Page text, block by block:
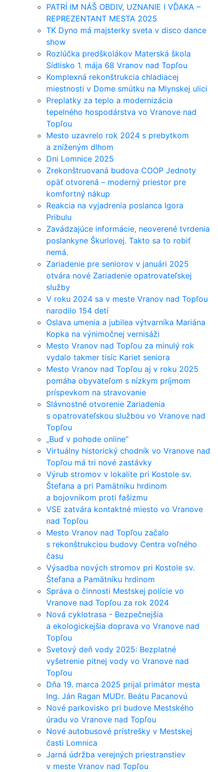
PATRÍ IM NÁŠ OBDIV, UZNANIE I VĎAKA –
REPREZENTANT MESTA 2025
TK Dyno má majsterky sveta v disco dance
show
Rozlúčka predškolákov Materská škola
Sídlisko 1. mája 68 Vranov nad Topľou
Komplexná rekonštrukcia chladiacej
miestnosti v Dome smútku na Mlynskej ulici
Preplatky za teplo a modernizácia
tepelného hospodárstva vo Vranove nad
Topľou
Mesto uzavrelo rok 2024 s prebytkom
a zníženým dlhom
Dni Lomnice 2025
Zrekonštruovaná budova COOP Jednoty
opäť otvorená – moderný priestor pre
komfortný nákup
Reakcia na vyjadrenia poslanca Igora
Pribulu
Zavádzajúce informácie, neoverené tvrdenia
poslankyne Škurlovej. Takto sa to robiť
nemá.
Zariadenie pre seniorov v januári 2025
otvára nové Zariadenie opatrovateľskej
služby
V roku 2024 sa v meste Vranov nad Topľou
narodilo 154 detí
Oslava umenia a jubilea výtvarníka Mariána
Kopka na výnimočnej vernisáži
Mesto Vranov nad Topľou za minulý rok
vydalo takmer tisíc Kariet seniora
Mesto Vranov nad Topľou aj v roku 2025
pomáha obyvateľom s nízkym príjmom
príspevkom na stravovanie
Slávnostné otvorenie Zariadenia
s opatrovateľskou službou vo Vranove nad
Topľou
„Buď v pohode online“
Virtuálny historický chodník vo Vranove nad
Topľou má tri nové zastávky
Výrub stromov v lokalite pri Kostole sv.
Štefana a pri Pamätníku hrdinom
a bojovníkom proti fašizmu
VSE zatvára kontaktné miesto vo Vranove
nad Topľou
Mesto Vranov nad Topľou začalo
s rekonštrukciou budovy Centra voľného
času
Výsadba nových stromov pri Kostole sv.
Štefana a Pamätníku hrdinom
Správa o činnosti Mestskej polície vo
Vranove nad Topľou za rok 2024
Nová cyklotrasa - Bezpečnejšia
a ekologickejšia doprava vo Vranove nad
Topľou
Svetový deň vody 2025: Bezplatné
vyšetrenie pitnej vody vo Vranove nad
Topľou
Dňa 19. marca 2025 prijal primátor mesta
Ing. Ján Ragan MUDr. Beátu Pacanovú
Nové parkovisko pri budove Mestského
úradu vo Vranove nad Topľou
Nové autobusové prístrešky v Mestskej
časti Lomnica
Jarná údržba verejných priestranstiev
v meste Vranov nad Topľou